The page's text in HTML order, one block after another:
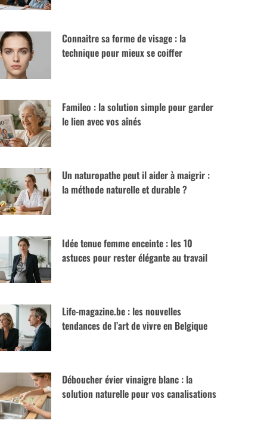
Connaitre sa forme de visage : la
technique pour mieux se coiffer
Famileo : la solution simple pour garder
le lien avec vos aînés
Un naturopathe peut il aider à maigrir :
la méthode naturelle et durable ?
Idée tenue femme enceinte : les 10
astuces pour rester élégante au travail
Life-magazine.be : les nouvelles
tendances de l’art de vivre en Belgique
Déboucher évier vinaigre blanc : la
solution naturelle pour vos canalisations